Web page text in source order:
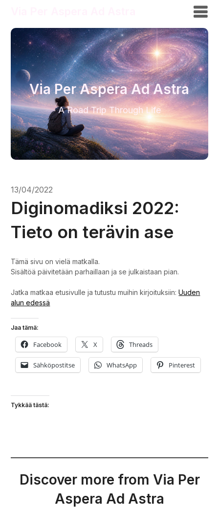
Via Per Aspera Ad Astra
A Road Trip Through Life
13/04/2022
Diginomadiksi 2022:
Tieto on terävin ase
Tämä sivu on vielä matkalla.
Sisältöä päivitetään parhaillaan ja se julkaistaan pian.
Jatka matkaa etusivulle ja tutustu muihin kirjoituksiin:Uuden
alun edessä
Jaa tämä:
Facebook X Threads
Sähköpostitse WhatsApp Pinterest
Tykkää tästä:
Discover more from Via Per
Aspera Ad Astra